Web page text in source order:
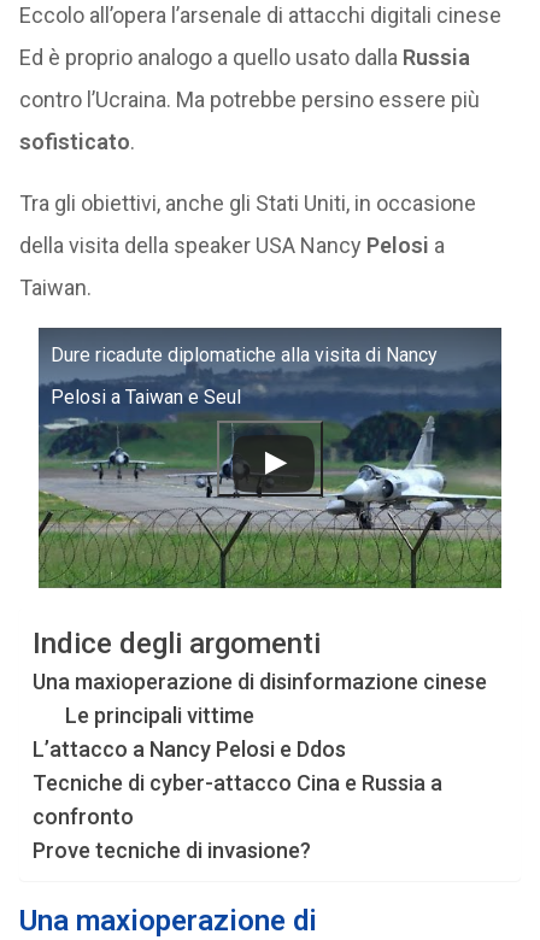
Eccolo all’opera l’arsenale di attacchi digitali cinese
Ed è proprio analogo a quello usato dalla Russia
contro l’Ucraina. Ma potrebbe persino essere più
sofisticato.
Tra gli obiettivi, anche gli Stati Uniti, in occasione
della visita della speaker USA Nancy Pelosi a
Taiwan.
Dure ricadute diplomatiche alla visita di Nancy
Pelosi a Taiwan e Seul
Indice degli argomenti
Una maxioperazione di disinformazione cinese
Le principali vittime
L’attacco a Nancy Pelosi e Ddos
Tecniche di cyber-attacco Cina e Russia a
confronto
Prove tecniche di invasione?
Una maxioperazione di